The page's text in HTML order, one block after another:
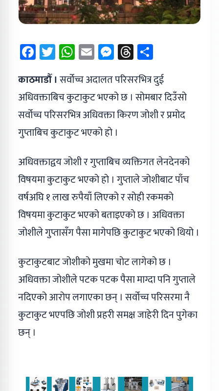
Facebook
Twitter
WhatsApp
EmailMessenger
Threads
काठमाडौँ । सर्वोच्च अदालत परिसरभित्र दुई
अधिवक्ताबिच कुटाकुट भएको छ । सोमबार दिउँसो
सर्वोच्च परिसरभित्र अधिवक्ता किरण जोशी र प्रमोद
गुप्ताबिच कुटाकुट भएको हो ।
अधिवक्ताद्वय जोशी र गुप्ताबिच व्यक्तिगत लेनदेनको
विषयमा कुटाकुट भएको हो । गुप्ताले जोशीबाट पाँच
वर्षअघि १ लाख रुपैयाँ लिएको र सोही रकमको
विषयमा कुटाकुट भएको बताइएको छ । अधिवक्ता
जोशीले गुप्तासँग पैसा मागेपछि कुटाकुट भएको थियो ।
कुटाकुटबाट जोशीको मुखमा चोट लागेको छ ।
अधिवक्ता जोशीले पटक पटक पैसा माग्दा पनि गुप्ताले
नदिएको आरोप लगाएका छन् । सर्वोच्च परिसरमा नै
कुटाकुट भएपछि जोशी प्रहरी समक्ष जाहेरी दिन पुगेका
छन् ।